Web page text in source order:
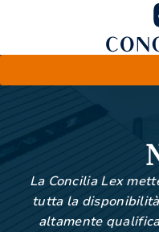
La Concilia Lex
tutta la
altamente